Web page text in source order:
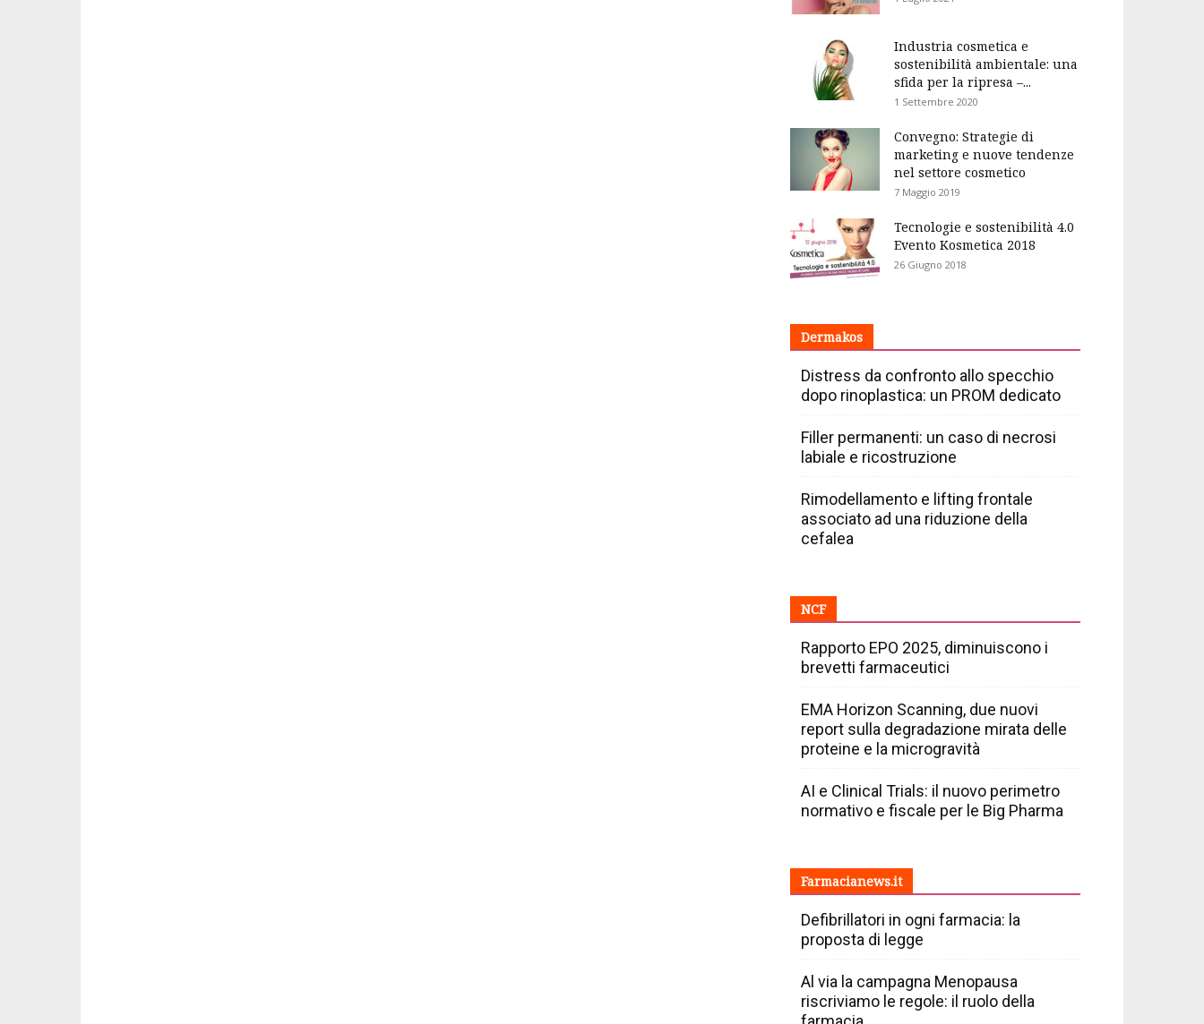
Industria cosmetica e
sostenibilità ambientale: una
sfida per la ripresa –...
1 Settembre 2020
Convegno: Strategie di
marketing e nuove tendenze
nel settore cosmetico
7 Maggio 2019
Tecnologie e sostenibilità 4.0
Evento Kosmetica 2018
26 Giugno 2018
Dermakos
Distress da confronto allo specchio
dopo rinoplastica: un PROM dedicato
Filler permanenti: un caso di necrosi
labiale e ricostruzione
Rimodellamento e lifting frontale
associato ad una riduzione della
cefalea
NCF
Rapporto EPO 2025, diminuiscono i
brevetti farmaceutici
EMA Horizon Scanning, due nuovi
report sulla degradazione mirata delle
proteine e la microgravità
AI e Clinical Trials: il nuovo perimetro
normativo e fiscale per le Big Pharma
Farmacianews.it
Defibrillatori in ogni farmacia: la
proposta di legge
Al via la campagna Menopausa
riscriviamo le regole: il ruolo della